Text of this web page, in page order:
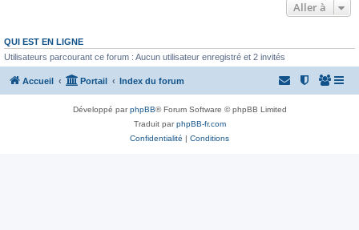
Aller à
QUI EST EN LIGNE
Utilisateurs parcourant ce forum : Aucun utilisateur enregistré et 2 invités
Accueil Portail Index du forum
Développé parphpBB® Forum Software © phpBB Limited
Traduit parphpBB-fr.com
Confidentialité | Conditions